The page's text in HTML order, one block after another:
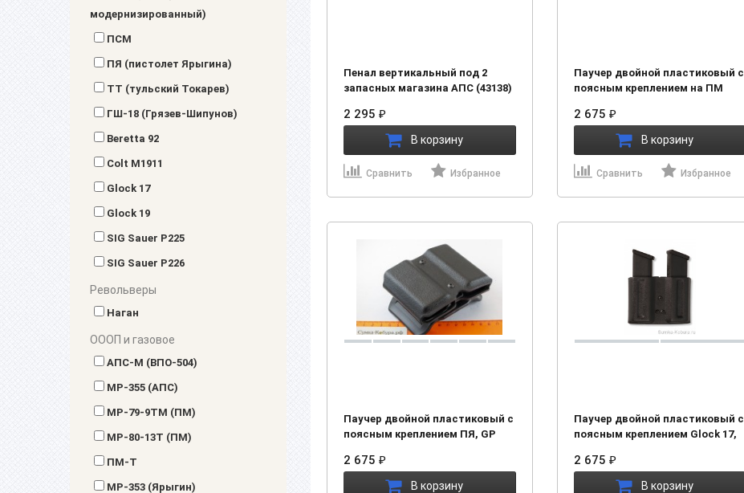
модернизированный)
ПСМ
ПЯ (пистолет Ярыгина)
ТТ (тульский Токарев)
ГШ-18 (Грязев-Шипунов)
Beretta 92
Colt M1911
Glock 17
Glock 19
SIG Sauer P225
SIG Sauer P226
Револьверы
Наган
ОООП и газовое
АПС-М (ВПО-504)
MP-355 (АПС)
MP-79-9TM (ПМ)
MP-80-13T (ПМ)
ПМ-Т
MP-353 (Ярыгин)
Пенал вертикальный под 2
запасных магазина АПС (43138)
2 295 ₽
В корзину
Сравнить Избранное
Паучер двойной пластиковый с
поясным креплением на ПМ
2 675 ₽
В корзину
Сравнить Избранное
Паучер двойной пластиковый с
поясным креплением ПЯ, GP
2 675 ₽
В корзину
Паучер двойной пластиковый с
поясным креплением Glock 17,
2 675 ₽
В корзину